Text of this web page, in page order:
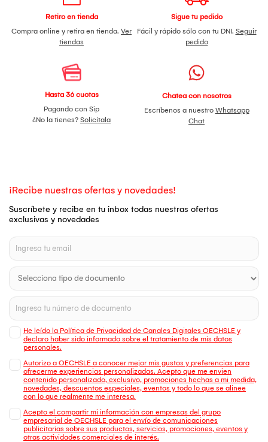
Retiro en tienda
Compra online y retira en tienda. Ver
tiendas
Sigue tu pedido
Fácil y rápido sólo con tu DNI. Seguir
pedido
Hasta 36 cuotas
Pagando con Sip
¿No la tienes? Solicítala
Chatea con nosotros
Escríbenos a nuestro Whatsapp
Chat
¡Recibe nuestras ofertas y novedades!
Suscríbete y recibe en tu inbox todas nuestras ofertas
exclusivas y novedades
He leído la Política de Privacidad de Canales Digitales OECHSLE y
declaro haber sido informado sobre el tratamiento de mis datos
personales.
Autorizo a OECHSLE a conocer mejor mis gustos y preferencias para
ofrecerme experiencias personalizadas. Acepto que me envien
contenido personalizado, exclusivo, promociones hechas a mi medida,
novedades, descuentos especiales, eventos y todo lo que se alinee
con lo que realmente me interesa.
Acepto el compartir mi información con empresas del grupo
empresarial de OECHSLE para el envío de comunicaciones
publicitarias sobre sus productos, servicios, promociones, eventos y
otras actividades comerciales de interés.